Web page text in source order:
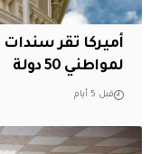
لمواطني 50 دولة
قبل 5 أيام